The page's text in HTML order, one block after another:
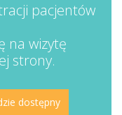
pacjentów
na wizytę
strony.
dostępny